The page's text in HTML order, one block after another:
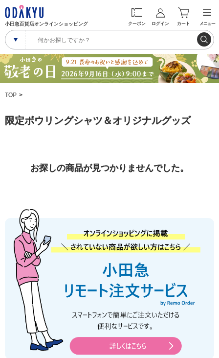
小田急百貨店オンラインショッピング クーポン ログイン カート メニュー
TOP
限定ボウリングシャツ＆オリジナルグッズ
お探しの商品が見つかりませんでした。